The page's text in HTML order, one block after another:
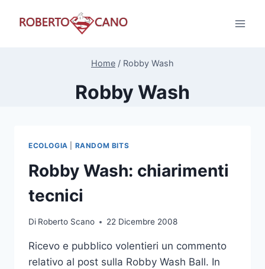
Home / Robby Wash
Robby Wash
ECOLOGIA RANDOM BITS
Robby Wash: chiarimenti
tecnici
Di Roberto Scano 22 Dicembre 2008
Ricevo e pubblico volentieri un commento
relativo al post sulla Robby Wash Ball. In